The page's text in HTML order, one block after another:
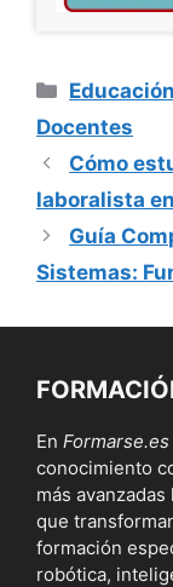
Categorías
Educación
Docentes
Cómo
laboralista
Guía
Sistemas:
En Formarse.es
conocimiento
más
que
formación
robótica,